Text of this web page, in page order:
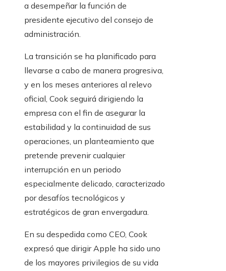
a desempeñar la función de
presidente ejecutivo del consejo de
administración.
La transición se ha planificado para
llevarse a cabo de manera progresiva,
y en los meses anteriores al relevo
oficial, Cook seguirá dirigiendo la
empresa con el fin de asegurar la
estabilidad y la continuidad de sus
operaciones, un planteamiento que
pretende prevenir cualquier
interrupción en un periodo
especialmente delicado, caracterizado
por desafíos tecnológicos y
estratégicos de gran envergadura.
En su despedida como CEO, Cook
expresó que dirigir Apple ha sido uno
de los mayores privilegios de su vida